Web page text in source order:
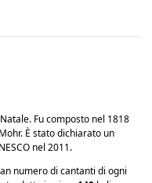
Fu composto nel 1818
È stato dichiarato un
nel 2011.
numero di cantanti di ogni